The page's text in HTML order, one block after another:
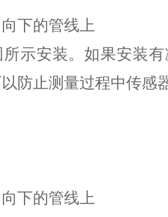
下的管线上
示安装。如果安装
防止测量过程中传感
下的管线上